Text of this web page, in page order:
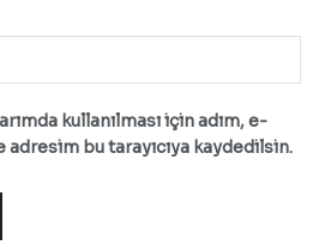
kullanılması için adım, e-
bu tarayıcıya kaydedilsin.